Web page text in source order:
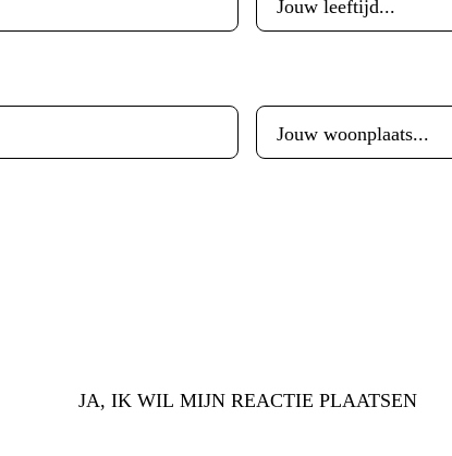
JA, IK WIL MIJN REACTIE PLAATSEN